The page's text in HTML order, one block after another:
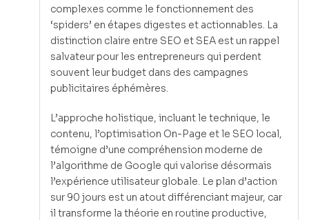
complexes comme le fonctionnement des
‘spiders’ en étapes digestes et actionnables. La
distinction claire entre SEO et SEA est un rappel
salvateur pour les entrepreneurs qui perdent
souvent leur budget dans des campagnes
publicitaires éphémères.
L’approche holistique, incluant le technique, le
contenu, l’optimisation On-Page et le SEO local,
témoigne d’une compréhension moderne de
l’algorithme de Google qui valorise désormais
l’expérience utilisateur globale. Le plan d’action
sur 90 jours est un atout différenciant majeur, car
il transforme la théorie en routine productive,